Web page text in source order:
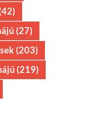
(27)
(203)
(219)